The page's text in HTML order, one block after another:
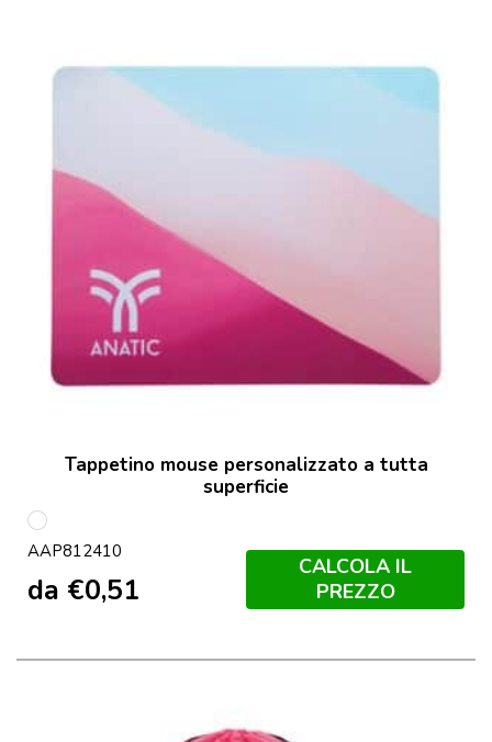
Tappetino mouse personalizzato a tutta
superficie
multicolore
AAP812410
da €0,51
CALCOLA IL
PREZZO